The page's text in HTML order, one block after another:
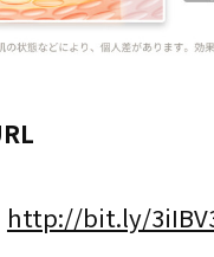
http://bit.ly/